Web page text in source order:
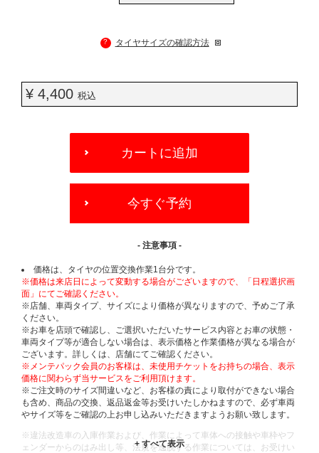
? タイヤサイズの確認方法
¥ 4,400 税込
OPTIONS
カートに追加
今すぐ予約
- 注意事項 -
価格は、タイヤの位置交換作業1台分です。
※価格は来店日によって変動する場合がございますので、「日程選択画
面」にてご確認ください。
※店舗、車両タイプ、サイズにより価格が異なりますので、予めご了承
ください。
※お車を店頭で確認し、ご選択いただいたサービス内容とお車の状態・
車両タイプ等が適合しない場合は、表示価格と作業価格が異なる場合が
ございます。詳しくは、店舗にてご確認ください。
※メンテパック会員のお客様は、未使用チケットをお持ちの場合、表示
価格に関わらず当サービスをご利用頂けます。
※ご注文時のサイズ間違いなど、お客様の責により取付ができない場合
も含め、商品の交換、返品返金等お受けいたしかねますので、必ず車両
やサイズ等をご確認の上お申し込みいただきますようお願い致します。
※違法改造車の入庫作業および、作業によって車体への接触や車枠やフ
ェンダーからのはみ出し等、法規を逸脱する作業については、お受けい